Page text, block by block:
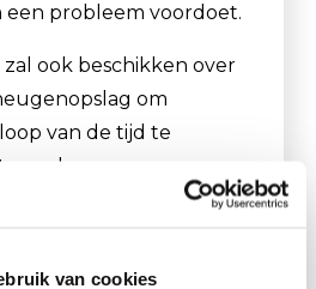
van cookies
een probleem voordoet.
zal ook beschikken over
om
van de tijd te
analyseren.